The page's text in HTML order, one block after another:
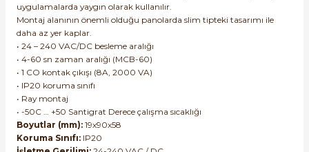
uygulamalarda yaygın olarak kullanılır.
Montaj alanının önemli olduğu panolarda slim tipteki tasarımı ile
daha az yer kaplar.
• 24 – 240 VAC/DC besleme aralığı
• 4-60 sn zaman aralığı (MCB-60)
• 1 CO kontak çıkışı (8A, 2000 VA)
• IP20 koruma sınıfı
• Ray montaj
• -50C … +50 Santigrat Derece çalışma sıcaklığı
Boyutlar (mm): 19x90x58
Koruma Sınıfı: IP20